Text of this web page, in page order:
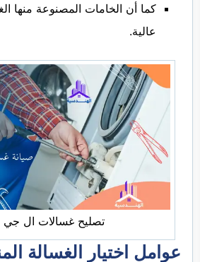
كما أن الخامات المصنوعة منها
عالية.
تصليح غسالات ال جي
عوامل اختيار الغسالة